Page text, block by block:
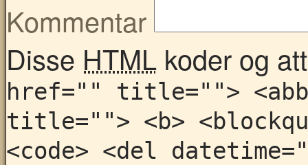
Kommentar
Disse HTML koder og
href="" title="">
title=""> <b>
<code> <del